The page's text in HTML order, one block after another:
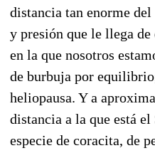
distancia tan enorme
y presión que le llega
en la que nosotros
de burbuja por
heliopausa. Y a
distancia a la que está
especie de coracita, de